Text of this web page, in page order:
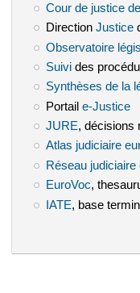
Cour de justice
Direction Justice
Observatoire
Suivi(le lien est
des
Synthèses de la
Portail e-Justice
JURE(le lien est
, décisions
Atlas judiciaire
Réseau judiciaire
EuroVoc(le lien
,
IATE (le lien est
, base